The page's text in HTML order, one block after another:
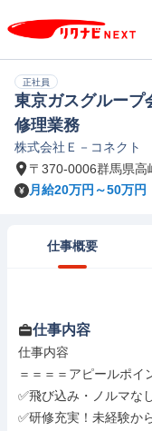
正社員
東京ガスグループ
修理業務
株式会社Ｅ－コネクト
〒370-0006群馬県高
月給20万円～50万円
仕事概要
仕事内容
仕事内容
＝＝＝＝アピールポイ
✅飛び込み・ノルマな
✅研修充実！未経験か